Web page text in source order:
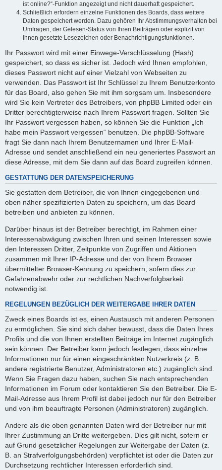
ist online?“-Funktion angezeigt und nicht dauerhaft gespeichert.
Schließlich erfordern einzelne Funktionen des Boards, dass weitere
Daten gespeichert werden. Dazu gehören Ihr Abstimmungsverhalten bei
Umfragen, der Gelesen-Status von Ihren Beiträgen oder explizit von
Ihnen gesetzte Lesezeichen oder Benachrichtigungsfunktionen.
Ihr Passwort wird mit einer Einwege-Verschlüsselung (Hash)
gespeichert, so dass es sicher ist. Jedoch wird Ihnen empfohlen,
dieses Passwort nicht auf einer Vielzahl von Webseiten zu
verwenden. Das Passwort ist Ihr Schlüssel zu Ihrem Benutzerkonto
für das Board, also gehen Sie mit ihm sorgsam um. Insbesondere
wird Sie kein Vertreter des Betreibers, von phpBB Limited oder ein
Dritter berechtigterweise nach Ihrem Passwort fragen. Sollten Sie
Ihr Passwort vergessen haben, so können Sie die Funktion „Ich
habe mein Passwort vergessen“ benutzen. Die phpBB-Software
fragt Sie dann nach Ihrem Benutzernamen und Ihrer E-Mail-
Adresse und sendet anschließend ein neu generiertes Passwort an
diese Adresse, mit dem Sie dann auf das Board zugreifen können.
GESTATTUNG DER DATENSPEICHERUNG
Sie gestatten dem Betreiber, die von Ihnen eingegebenen und
oben näher spezifizierten Daten zu speichern, um das Board
betreiben und anbieten zu können.
Darüber hinaus ist der Betreiber berechtigt, im Rahmen einer
Interessenabwägung zwischen Ihren und seinen Interessen sowie
den Interessen Dritter, Zeitpunkte von Zugriffen und Aktionen
zusammen mit Ihrer IP-Adresse und der von Ihrem Browser
übermittelter Browser-Kennung zu speichern, sofern dies zur
Gefahrenabwehr oder zur rechtlichen Nachverfolgbarkeit
notwendig ist.
REGELUNGEN BEZÜGLICH DER WEITERGABE IHRER DATEN
Zweck eines Boards ist es, einen Austausch mit anderen Personen
zu ermöglichen. Sie sind sich daher bewusst, dass die Daten Ihres
Profils und die von Ihnen erstellten Beiträge im Internet zugänglich
sein können. Der Betreiber kann jedoch festlegen, dass einzelne
Informationen nur für einen eingeschränkten Nutzerkreis (z. B.
andere registrierte Benutzer, Administratoren etc.) zugänglich sind.
Wenn Sie Fragen dazu haben, suchen Sie nach entsprechenden
Informationen im Forum oder kontaktieren Sie den Betreiber. Die E-
Mail-Adresse aus Ihrem Profil ist dabei jedoch nur für den Betreiber
und von ihm beauftragte Personen (Administratoren) zugänglich.
Andere als die oben genannten Daten wird der Betreiber nur mit
Ihrer Zustimmung an Dritte weitergeben. Dies gilt nicht, sofern er
auf Grund gesetzlicher Regelungen zur Weitergabe der Daten (z.
B. an Strafverfolgungsbehörden) verpflichtet ist oder die Daten zur
Durchsetzung rechtlicher Interessen erforderlich sind.